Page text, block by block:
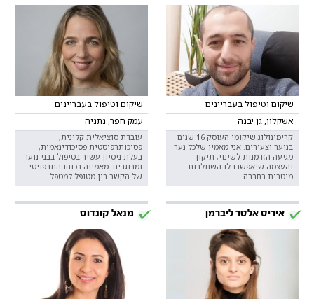
שיקום וטיפול בעבריינים
אשקלון, גן יבנה
קרימינולוג שיקומי העוסק 16 שנים
בנוער וצעירים. אני מאמין שלכל נער
מגיעה הזדמנות לשינוי, תיקון
והעצמה שיאפשרו לו השתלבות
מיטבית בחברה.
שיקום וטיפול בעבריינים
עמק חפר, נתניה
עובדת סוציאלית קלינית,
פסיכותרפיסטית פסיכודינאמית,
בעלת ניסיון עשיר בטיפול בבני נוער
ומבוגרים. מאמינה בכוחו התרפויטי
של הקשר בין מטופל למטפל.
איריס אלטר ליברמן מנאל קונדוס